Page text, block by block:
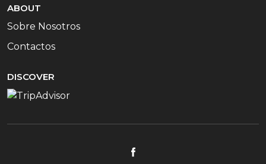
ABOUT
Sobre Nosotros
Contactos
DISCOVER